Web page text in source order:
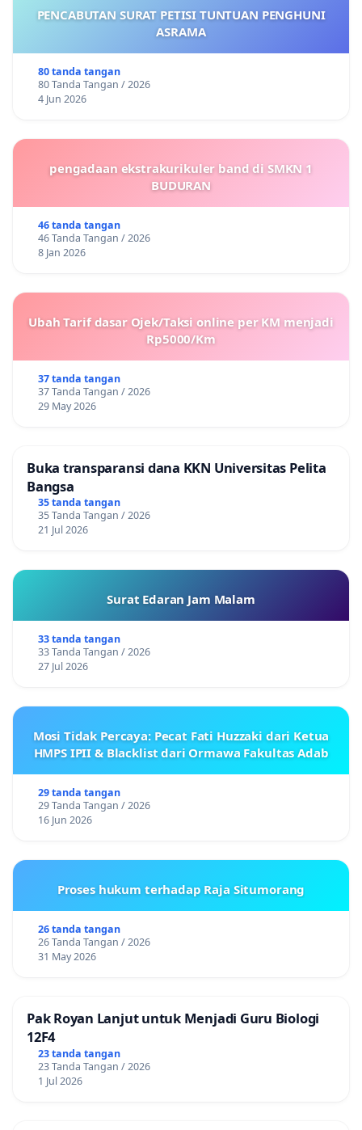
PENCABUTAN SURAT PETISI TUNTUAN PENGHUNI
ASRAMA
80 tanda tangan
80 Tanda Tangan / 2026
4 Jun 2026
pengadaan ekstrakurikuler band di SMKN 1
BUDURAN
46 tanda tangan
46 Tanda Tangan / 2026
8 Jan 2026
Ubah Tarif dasar Ojek/Taksi online per KM menjadi
Rp5000/Km
37 tanda tangan
37 Tanda Tangan / 2026
29 May 2026
Buka transparansi dana KKN Universitas Pelita
Bangsa
35 tanda tangan
35 Tanda Tangan / 2026
21 Jul 2026
Surat Edaran Jam Malam
33 tanda tangan
33 Tanda Tangan / 2026
27 Jul 2026
Mosi Tidak Percaya: Pecat Fati Huzzaki dari Ketua
HMPS IPII & Blacklist dari Ormawa Fakultas Adab
29 tanda tangan
29 Tanda Tangan / 2026
16 Jun 2026
Proses hukum terhadap Raja Situmorang
26 tanda tangan
26 Tanda Tangan / 2026
31 May 2026
Pak Royan Lanjut untuk Menjadi Guru Biologi
12F4
23 tanda tangan
23 Tanda Tangan / 2026
1 Jul 2026